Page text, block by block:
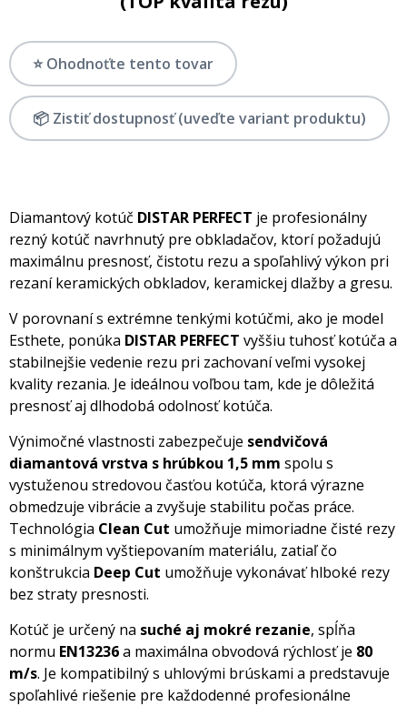
⭐ Ohodnoťte tento tovar
📦 Zistiť dostupnosť (uveďte variant produktu)
Diamantový kotúč DISTAR PERFECT je profesionálny
rezný kotúč navrhnutý pre obkladačov, ktorí požadujú
maximálnu presnosť, čistotu rezu a spoľahlivý výkon pri
rezaní keramických obkladov, keramickej dlažby a gresu.
V porovnaní s extrémne tenkými kotúčmi, ako je model
Esthete, ponúka DISTAR PERFECT vyššiu tuhosť kotúča a
stabilnejšie vedenie rezu pri zachovaní veľmi vysokej
kvality rezania. Je ideálnou voľbou tam, kde je dôležitá
presnosť aj dlhodobá odolnosť kotúča.
Výnimočné vlastnosti zabezpečuje sendvičová
diamantová vrstva s hrúbkou 1,5 mm spolu s
vystuženou stredovou časťou kotúča, ktorá výrazne
obmedzuje vibrácie a zvyšuje stabilitu počas práce.
Technológia Clean Cut umožňuje mimoriadne čisté rezy
s minimálnym vyštiepovaním materiálu, zatiaľ čo
konštrukcia Deep Cut umožňuje vykonávať hlboké rezy
bez straty presnosti.
Kotúč je určený na suché aj mokré rezanie, spĺňa
normu EN13236a maximálna obvodová rýchlosť je 80
m/s. Je kompatibilný s uhlovými brúskami a predstavuje
spoľahlivé riešenie pre každodenné profesionálne